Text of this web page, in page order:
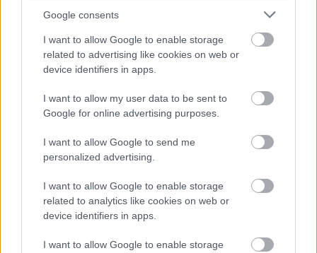
Google consents
I want to allow Google to enable storage
related to advertising like cookies on web or
device identifiers in apps.
I want to allow my user data to be sent to
Google for online advertising purposes.
I want to allow Google to send me
personalized advertising.
I want to allow Google to enable storage
related to analytics like cookies on web or
device identifiers in apps.
I want to allow Google to enable storage
Néhány rajongó és szakértő úgy véli, hogy a
Ferrari és Leclerc megfordította a kockát, és
mostantól újra harcban lesz a bajnoki címért, de
fordult a kocka" - mondja.